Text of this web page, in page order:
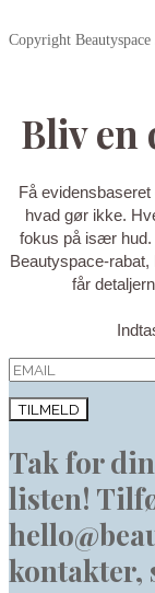
Copyright
Bliv en
Få
hvad gør ikke.
fokus på især hud.
Beautyspace-
får
TILMELD
Tak for
listen!
kontakter,